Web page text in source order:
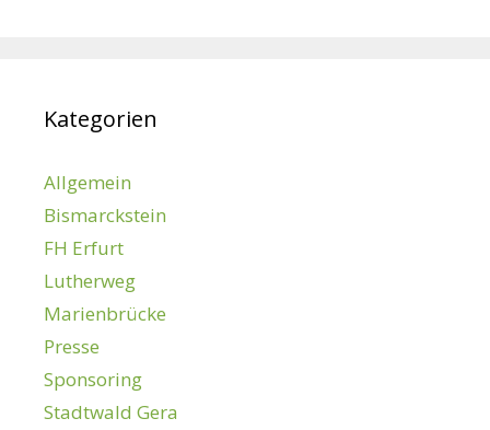
Kategorien
Allgemein
Bismarckstein
FH Erfurt
Lutherweg
Marienbrücke
Presse
Sponsoring
Stadtwald Gera